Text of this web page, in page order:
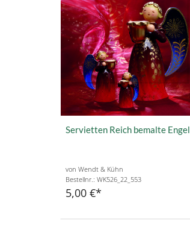
Servietten Reich bemalte Engel
von Wendt & Kühn
Bestellnr.: WK526_22_553
5,00 €